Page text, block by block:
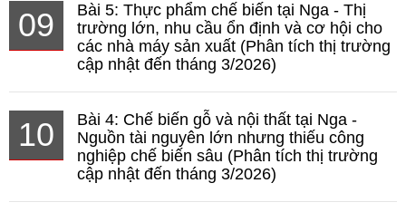
09
Bài 5: Thực phẩm chế biến tại Nga - Thị
trường lớn, nhu cầu ổn định và cơ hội cho
các nhà máy sản xuất (Phân tích thị trường
cập nhật đến tháng 3/2026)
10
Bài 4: Chế biến gỗ và nội thất tại Nga -
Nguồn tài nguyên lớn nhưng thiếu công
nghiệp chế biến sâu (Phân tích thị trường
cập nhật đến tháng 3/2026)